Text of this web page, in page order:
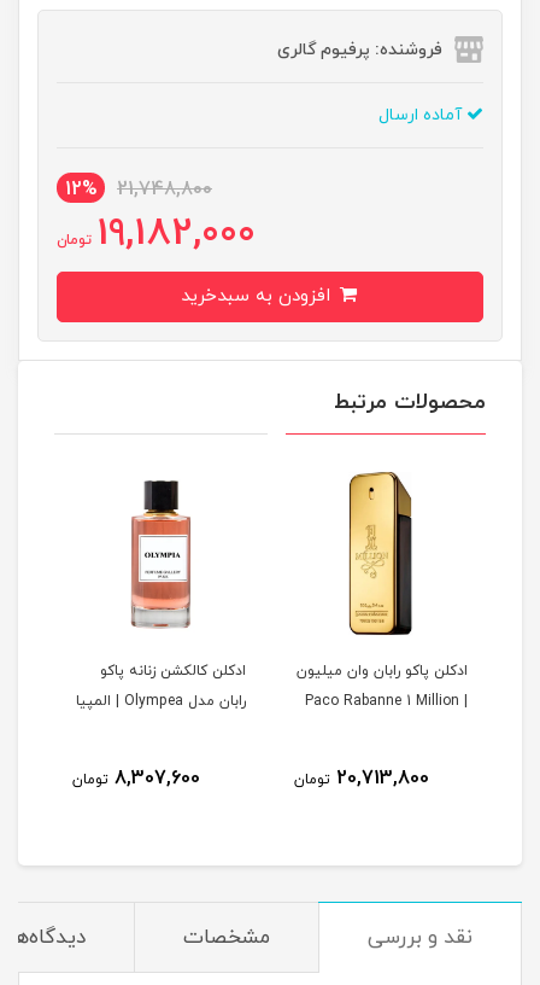
فروشنده: پرفیوم گالری
آماده ارسال
21,748,800
12%
19,182,000 تومان
محصولات مرتبط
ادکلن پاکو رابان وان میلیون
20,713,800 تومان
ادکلن کالکشن زنانه پاکو
رابان مدل Olympea | المپیا
8,307,600 تومان
نقد و بررسی مشخصات دیدگاه‌ها